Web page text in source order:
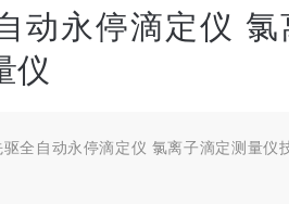
动永停滴定仪 氯
仪
驱全自动永停滴定仪 氯离子滴定测量仪